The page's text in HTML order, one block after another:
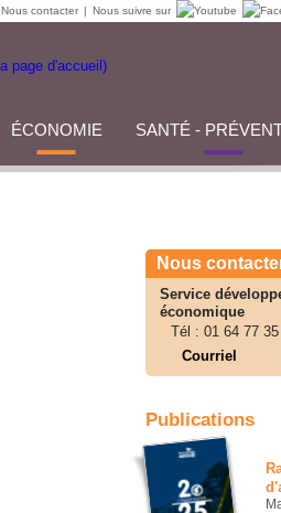
Nous contacter | Nous suivre sur
ÉCONOMIE SANTÉ -
Nous
Service
économique
Tél : 01 64 77
Courriel
Publications